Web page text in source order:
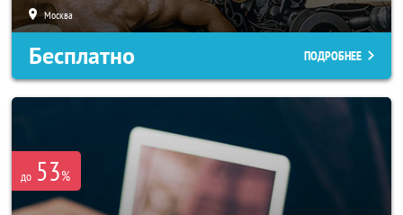
Москва
Бесплатно ПОДРОБНЕЕ
до 53%